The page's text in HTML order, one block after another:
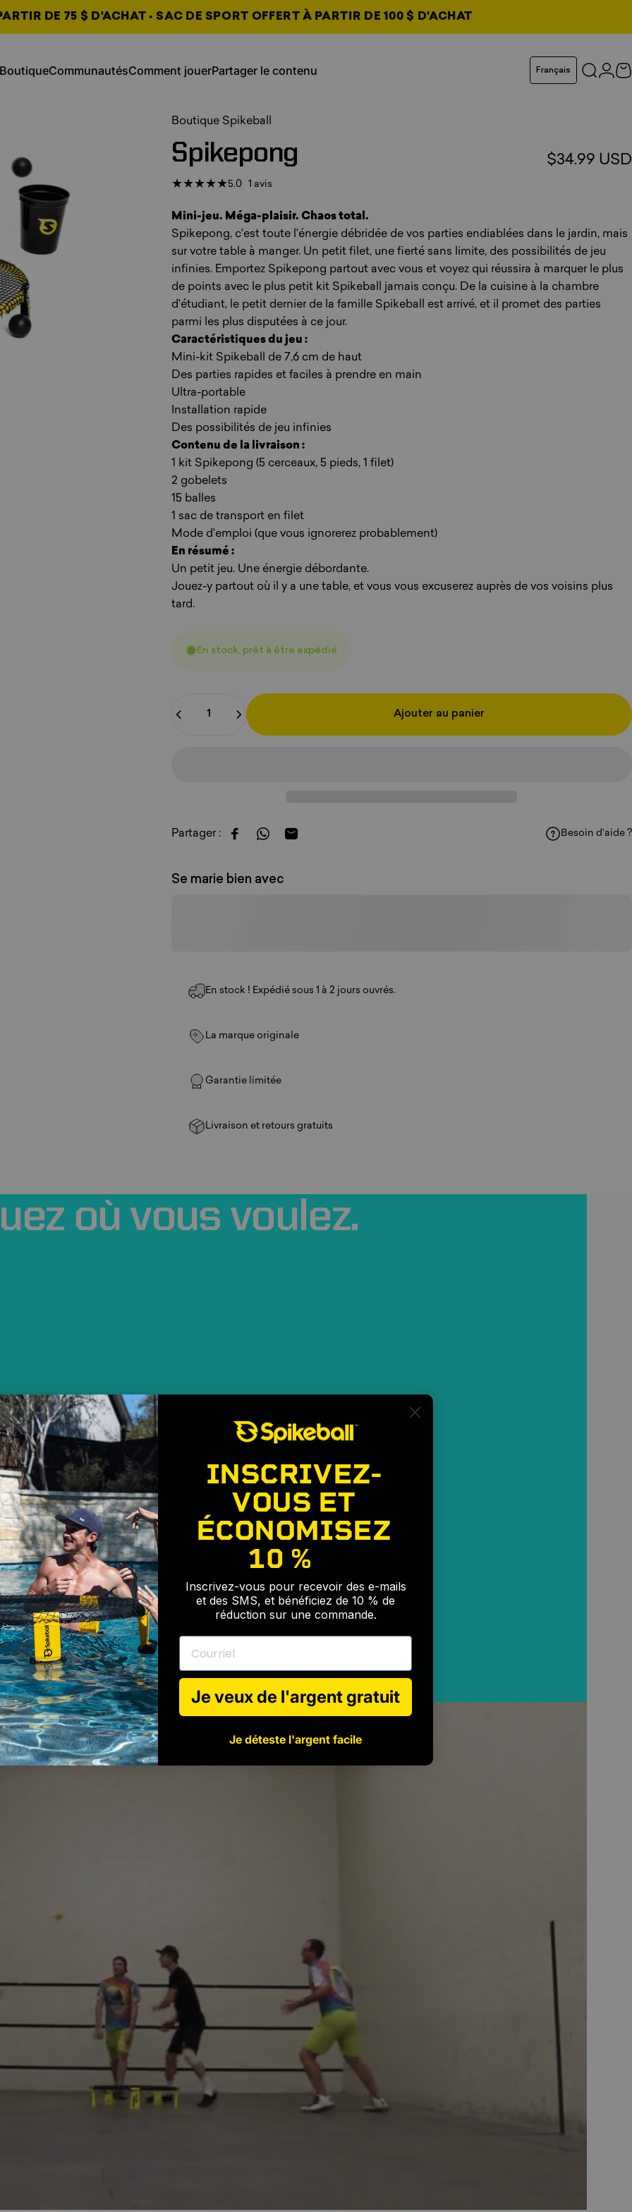
DE 75 $ D'ACHAT • SAC DE SPORT OFFERT À PARTIR DE 100 $ D'ACHAT
CommunautésComment jouerPartager le contenu Français
Boutique Spikeball
Spikepong $34.99 USD
5.0 1 avis1 avis au total
Mini-jeu. Méga-plaisir. Chaos total.
Spikepong, c'est toute l'énergie débridée de vos parties endiablées dans le jardin, mais
sur votre table à manger. Un petit filet, une fierté sans limite, des possibilités de jeu
infinies. Emportez Spikepong partout avec vous et voyez qui réussira à marquer le plus
de points avec le plus petit kit Spikeball jamais conçu. De la cuisine à la chambre
d'étudiant, le petit dernier de la famille Spikeball est arrivé, et il promet des parties
parmi les plus disputées à ce jour.
Caractéristiques du jeu :
Mini-kit Spikeball de 7,6 cm de haut
Des parties rapides et faciles à prendre en main
Ultra-portable
Installation rapide
Des possibilités de jeu infinies
Contenu de la livraison :
1 kit Spikepong (5 cerceaux, 5 pieds, 1 filet)
2 gobelets
15 balles
1 sac de transport en filet
Mode d'emploi (que vous ignorerez probablement)
En résumé :
Un petit jeu. Une énergie débordante.
Jouez-y partout où il y a une table, et vous vous excuserez auprès de vos voisins plus
tard.
En stock, prêt à être expédié
Ajouter au panier
Partager :
Partager sur Facebook
, s'ouvre dans un nouvel onglet
Partager sur WhatsApp
, s'ouvre dans un nouvel onglet
Partager par e-mail
, s'ouvre dans un nouvel onglet
Besoin d'aide ?
Se marie bien avec
En stock ! Expédié sous 1 à 2 jours ouvrés.
La marque originale
Garantie limitée
Livraison et retours gratuits
où vous voulez.
INSCRIVEZ-
VOUS ET
ÉCONOMISEZ
10 %
Inscrivez-vous pour recevoir des e-mails
et des SMS, et bénéficiez de 10 % de
réduction sur une commande.
Courriel
Je veux de l'argent gratuit
Je déteste l'argent facile